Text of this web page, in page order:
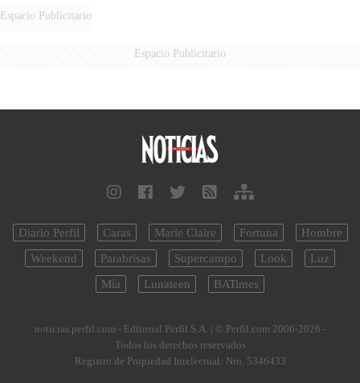
Espacio Publicitario
Espacio Publicitario
Diario Perfil Caras Marie Claire Fortuna
Hombre
Weekend
Parabrisas Supercampo Look
Luz
Mía
Lunateen BATimes
noticias.perfil.com - Editorial Perfil S.A. | © Perfil.com 2006-2026 -
Todos los derechos reservados
Registro de Propiedad Intelectual: Nro. 5346433